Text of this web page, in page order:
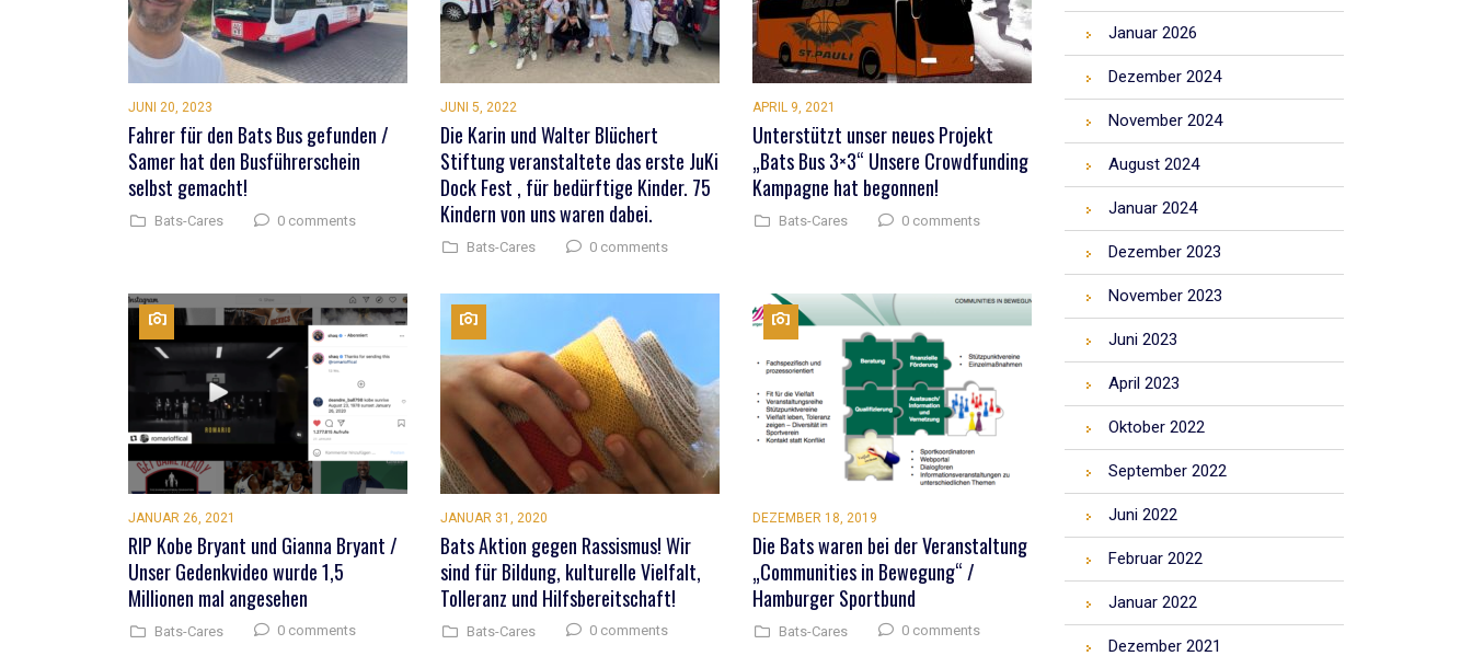
JUNI 20, 2023
Fahrer für den Bats Bus gefunden /
Samer hat den Busführerschein
selbst gemacht!
Bats-Cares 0 comments
JUNI 5, 2022
Die Karin und Walter Blüchert
Stiftung veranstaltete das erste JuKi
Dock Fest , für bedürftige Kinder. 75
Kindern von uns waren dabei.
Bats-Cares 0 comments
APRIL 9, 2021
Unterstützt unser neues Projekt
„Bats Bus 3×3“ Unsere Crowdfunding
Kampagne hat begonnen!
Bats-Cares 0 comments
JANUAR 26, 2021
RIP Kobe Bryant und Gianna Bryant /
Unser Gedenkvideo wurde 1,5
Millionen mal angesehen
Bats-Cares 0 comments
JANUAR 31, 2020
Bats Aktion gegen Rassismus! Wir
sind für Bildung, kulturelle Vielfalt,
Tolleranz und Hilfsbereitschaft!
Bats-Cares 0 comments
DEZEMBER 18, 2019
Die Bats waren bei der Veranstaltung
„Communities in Bewegung“ /
Hamburger Sportbund
Bats-Cares 0 comments
Januar 2026
Dezember 2024
November 2024
August 2024
Januar 2024
Dezember 2023
November 2023
Juni 2023
April 2023
Oktober 2022
September 2022
Juni 2022
Februar 2022
Januar 2022
Dezember 2021